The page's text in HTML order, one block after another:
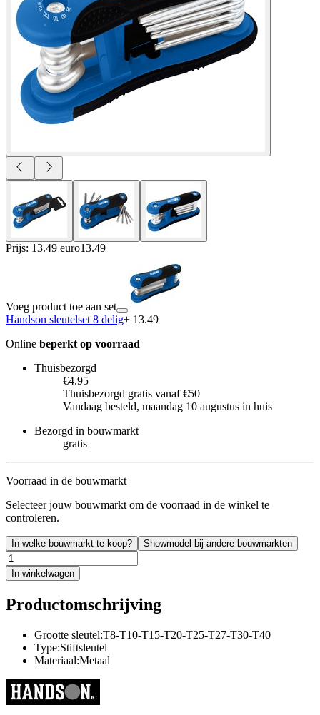
Prijs: 13.49 euro13.49
Voeg product toe aan set
Handson sleutelset 8 delig+ 13.49
Online beperkt op voorraad
Thuisbezorgd
€4.95
Thuisbezorgd gratis vanaf €50
Vandaag besteld, maandag 10 augustus in huis
Bezorgd in bouwmarkt
gratis
Voorraad in de bouwmarkt
Selecteer jouw bouwmarkt om de voorraad in de winkel te
controleren.
In welke bouwmarkt te koop? Showmodel bij andere bouwmarkten
In winkelwagen
Productomschrijving
Grootte sleutel:T8-T10-T15-T20-T25-T27-T30-T40
Type:Stiftsleutel
Materiaal:Metaal